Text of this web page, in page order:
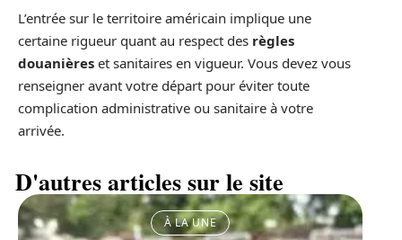
L’entrée sur le territoire américain implique une
certaine rigueur quant au respect des règles
douanières et sanitaires en vigueur. Vous devez vous
renseigner avant votre départ pour éviter toute
complication administrative ou sanitaire à votre
arrivée.
D'autres articles sur le site
À LA UNE